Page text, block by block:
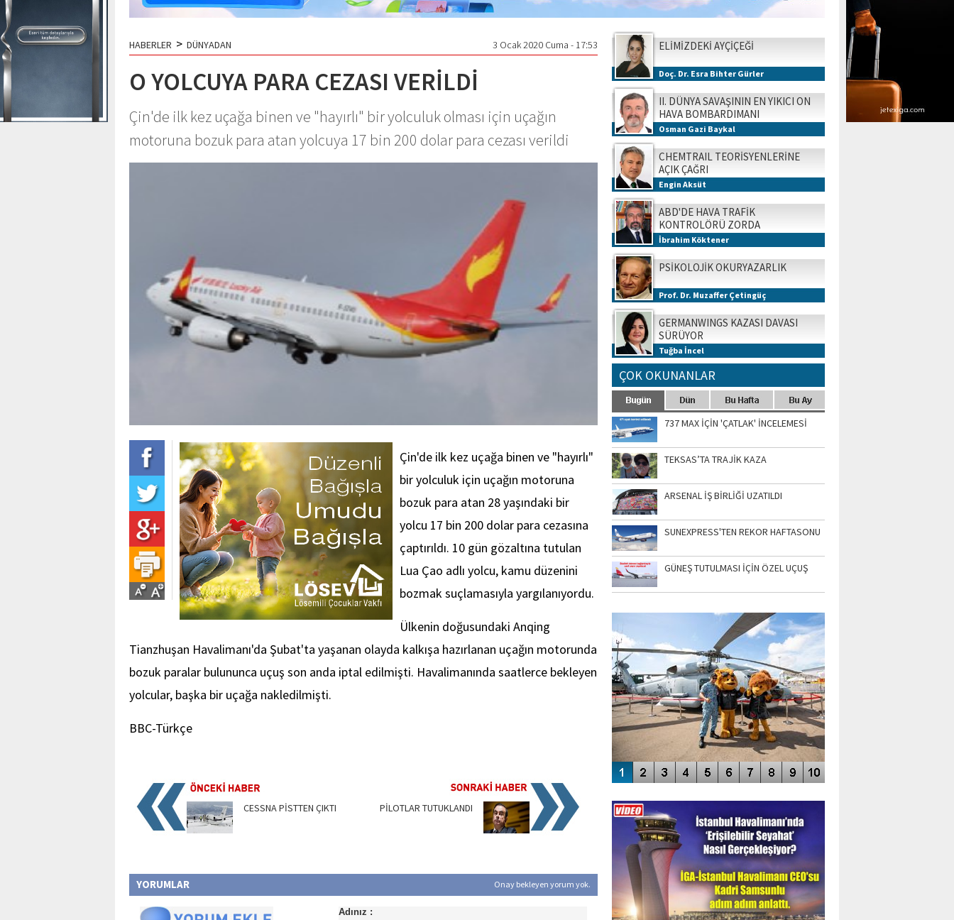
HABERLER > DÜNYADAN 3 Ocak 2020 Cuma - 17:53
O YOLCUYA PARA CEZASI VERİLDİ
Çin'de ilk kez uçağa binen ve "hayırlı" bir yolculuk olması için uçağın
motoruna bozuk para atan yolcuya 17 bin 200 dolar para cezası verildi
Çin'de ilk kez uçağa binen ve "hayırlı"
bir yolculuk için uçağın motoruna
bozuk para atan 28 yaşındaki bir
yolcu 17 bin 200 dolar para cezasına
çaptırıldı. 10 gün gözaltına tutulan
Lua Çao adlı yolcu, kamu düzenini
bozmak suçlamasıyla yargılanıyordu.
Ülkenin doğusundaki Anqing
Tianzhuşan Havalimanı'da Şubat'ta yaşanan olayda kalkışa hazırlanan uçağın motorunda
bozuk paralar bulununca uçuş son anda iptal edilmişti. Havalimanında saatlerce bekleyen
yolcular, başka bir uçağa nakledilmişti.
BBC-Türkçe
CESSNA PİSTTEN ÇIKTI PİLOTLAR TUTUKLANDI
YORUMLAR Onay bekleyen yorum yok.
ELİMİZDEKİ AYÇİÇEĞİ
Doç. Dr. Esra Bihter Gürler
II. DÜNYA SAVAŞININ EN YIKICI ON
HAVA BOMBARDIMANI
Osman Gazi Baykal
CHEMTRAIL TEORİSYENLERİNE
AÇIK ÇAĞRI
Engin Aksüt
ABD'DE HAVA TRAFİK
KONTROLÖRÜ ZORDA
İbrahim Köktener
PSİKOLOJİK OKURYAZARLIK
Prof. Dr. Muzaffer Çetingüç
GERMANWINGS KAZASI DAVASI
SÜRÜYOR
Tuğba İncel
ÇOK OKUNANLAR
737 MAX İÇİN 'ÇATLAK' İNCELEMESİ
TEKSAS’TA TRAJİK KAZA
ARSENAL İŞ BİRLİĞİ UZATILDI
SUNEXPRESS'TEN REKOR HAFTASONU
GÜNEŞ TUTULMASI İÇİN ÖZEL UÇUŞ
SİNGAPUR AIRSHOW-2020
ENGELLERİN AŞILDIĞI HAVALİMANI